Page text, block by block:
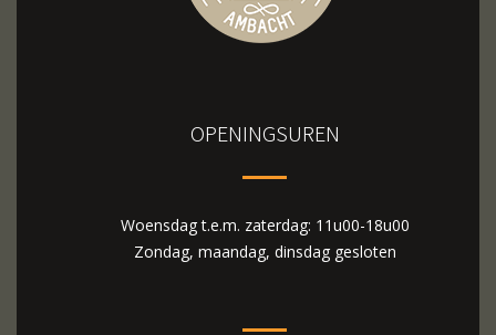
OPENINGSUREN
Woensdag t.e.m. zaterdag: 11u00-18u00
Zondag, maandag, dinsdag gesloten